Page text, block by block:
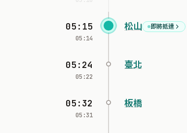
05:15
05:14
松山 即將抵達
05:24
05:22
臺北
05:32
05:31
板橋